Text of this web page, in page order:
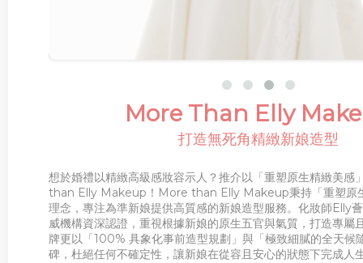
More Than Elly
打造無死角精緻新娘造型
想於婚禮以精緻高級感妝容示人？推介以「重塑原生精緻美感
than Elly Makeup！More than Elly Makeup秉持「重塑原
理念，專注為準新娘提供高質感的新娘造型服務。化妝師Elly
威機構資深認證，重視根據新娘的原生五官與氣質，打造專屬
牌更以「100% 具象化事前造型規劃」與「極致細膩的全天候
碑，杜絕任何不確定性，讓新娘在從容且安心的狀態下完成人